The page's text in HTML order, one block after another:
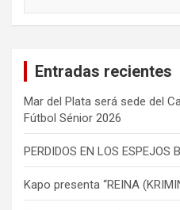
Entradas recientes
Mar del Plata será sede del
Fútbol Sénior 2026
PERDIDOS EN LOS
Kapo presenta “REINA